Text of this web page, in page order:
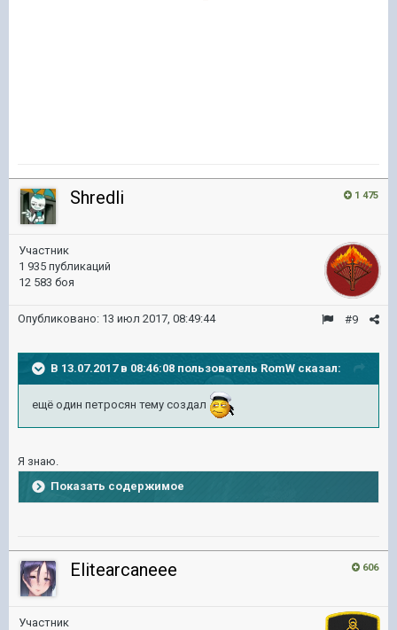
1 475
Shredli
Участник
1 935 публикаций
12 583 боя
#9
Опубликовано: 13 июл 2017, 08:49:44
В 13.07.2017 в 08:46:08 пользователь RomW сказал:
ещё один петросян тему создал
Я знаю.
Показать содержимое
606
Elitearcaneee
Участник